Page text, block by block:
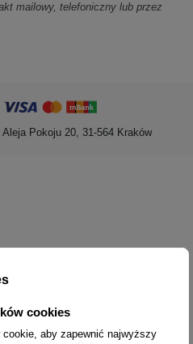
mailowy, telefoniczny lub przez
cookies
aby zapewnić najwyższy
Pokoju 20, 31-564 Kraków